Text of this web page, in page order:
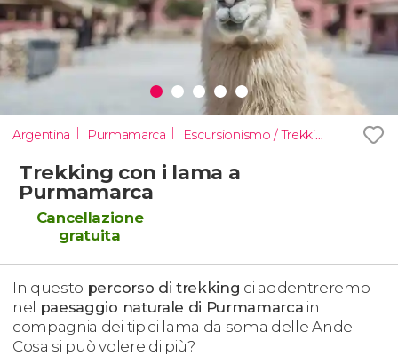
Argentina Purmamarca Escursionismo / Trekking
Trekking con i lama a
Purmamarca
Cancellazione
gratuita
In questo percorso di trekking ci addentreremo
nel paesaggio naturale di Purmamarca in
compagnia dei tipici lama da soma delle Ande.
Cosa si può volere di più?